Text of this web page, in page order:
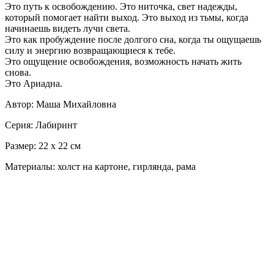
Это путь к освобождению. Это ниточка, свет надежды,
который помогает найти выход. Это выход из тьмы, когда
начинаешь видеть лучи света.
Это как пробуждение после долгого сна, когда ты ощущаешь
силу и энергию возвращающиеся к тебе.
Это ощущение освобождения, возможность начать жить
снова.
Это Ариадна.
Автор: Маша Михайловна
Серия: Лабиринт
Размер: 22 х 22 см
Материалы: холст на картоне, гирлянда, рама